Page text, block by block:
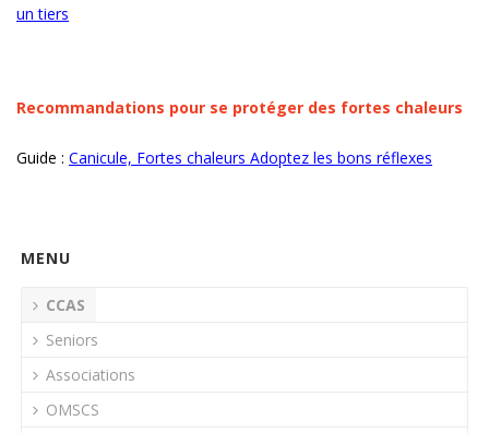
un tiers
Recommandations pour se protéger des fortes chaleurs
Guide : Canicule, Fortes chaleurs Adoptez les bons réflexes
MENU
CCAS
Seniors
Associations
OMSCS